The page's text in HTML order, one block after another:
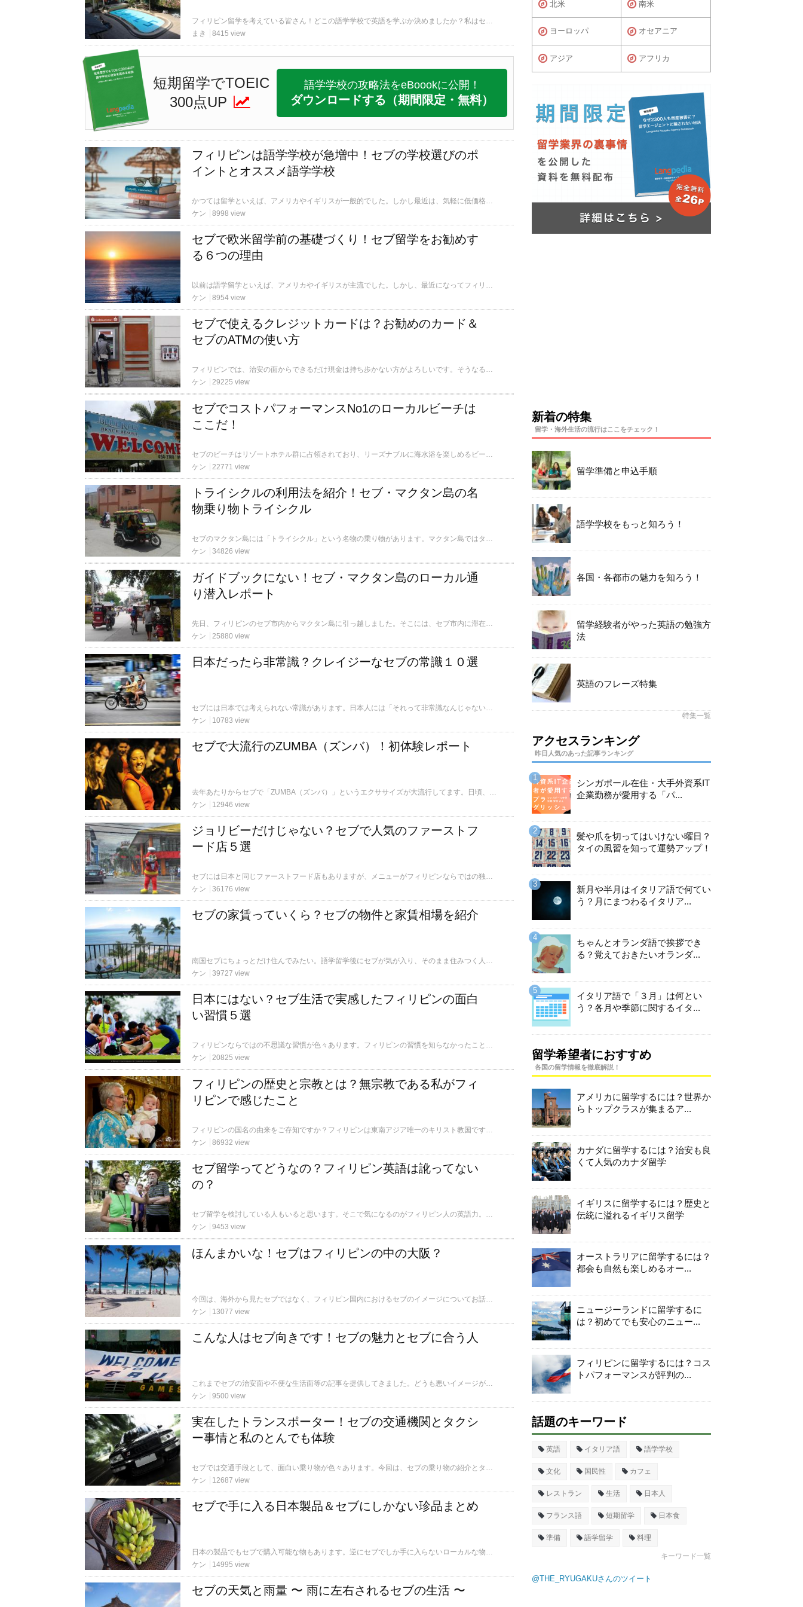
フィリピン留学を考えている皆さん！どこの語学学校で英語を学ぶか決めましたか？私はセブ島にある「CPILS」という語学学校をお勧めします。今回は、実際にCPILSに英語留学した私の実体験から、その魅力をご紹介します。
まき
8415 view
短期留学でTOEIC
300点UP
語学学校の攻略法をeBoookに公開！
ダウンロードする （期間限定・無料）
フィリピンは語学学校が急増中！セブの学校選びのポ
イントとオススメ語学学校
かつては留学といえば、アメリカやイギリスが一般的でした。しかし最近は、気軽に低価格で行けるフィリピン留学の人気も出てきています。それに伴い、フィリピンでは語学学校の数も増えてきています。今回はセブに語学留学する際の学校選びのポイントとオススメ学校をご紹介します。
ケン
8998 view
セブで欧米留学前の基礎づくり！セブ留学をお勧めす
る６つの理由
以前は語学留学といえば、アメリカやイギリスが主流でした。しかし、最近になってフィリピン留学、特にセブ留学が注目され始めました。そこで、なぜセブ留学なのか？セブ留学とアメリカ留学を比較しながらセブ留学の魅力に迫ってみたいと思います。
ケン
8954 view
セブで使えるクレジットカードは？お勧めのカード＆
セブのATMの使い方
フィリピンでは、治安の面からできるだけ現金は持ち歩かない方がよろしいです。そうなると、クレジットカードでショッピングするか、その都度ATMで現金をおろすことになります。今回は、どんな種類のクレジットカードがセブでは使用できるのか？また、ATMでのお金をおろし方などをご紹介します。
ケン
29225 view
セブでコストパフォーマンスNo1のローカルビーチは
ここだ！
セブのビーチはリゾートホテル群に占領されており、リーズナブルに海水浴を楽しめるビーチはかなり希少で限定されます。しかも、その情報はネット上では詳しく公開されていません。今回は、いくつかのローカル経営のビーチの中から、ずば抜けてコストパフォーマンスがいいローカルビーチをご紹介します。
ケン
22771 view
トライシクルの利用法を紹介！セブ・マクタン島の名
物乗り物トライシクル
セブのマクタン島には「トライシクル」という名物の乗り物があります。マクタン島ではタクシーよりもたくさん走ってます。いくらぐらいで乗れるのか？どうやって乗るのか？利用したことがないと分からない事ばかりです。今回は、この日本にはないトライシクルの賢い利用法、乗り方、料金等についてご説明します。
ケン
34826 view
ガイドブックにない！セブ・マクタン島のローカル通
り潜入レポート
先日、フィリピンのセブ市内からマクタン島に引っ越しました。そこには、セブ市内に滞在していては決してお目にかかれない風景がありました。旅行者が決して踏み込むことのないローカルストリートの風景をご紹介したいと思います。
ケン
25880 view
日本だったら非常識？クレイジーなセブの常識１０選
セブには日本では考えられない常識があります。日本人には「それって非常識なんじゃないの？」と感じてしまうものもあります。しかし、それはあくまでも日本の常識にすぎないのです。セブならではの変わった、クレイジー？な常識をご紹介します。
ケン
10783 view
セブで大流行のZUMBA（ズンバ）！初体験レポート
去年あたりからセブで「ZUMBA（ズンバ）」というエクササイズが大流行してます。日頃、運動不足である私は参加を敬遠していたのですが、カミサンの友人からの誘いで重い腰を上げて体験してみました。今回は、そのズンバ体験についてご紹介します。
ケン
12946 view
ジョリビーだけじゃない？セブで人気のファーストフ
ード店５選
セブには日本と同じファーストフード店もありますが、メニューがフィリピンならではの独自構成であったりします。今回はセブならではのローカルに人気のファーストフード店を５つご紹介します。
ケン
36176 view
セブの家賃っていくら？セブの物件と家賃相場を紹介
南国セブにちょっとだけ住んでみたい。語学留学後にセブが気が入り、そのまま住みつく人もいます。日本よりも物価が安いと言われているセブですが、気になる家賃はいかほどなのでしょうか？３つのタイプの物件を例にあげて、セブの家賃相場をお知らせしたいと思います。
ケン
39727 view
日本にはない？セブ生活で実感したフィリピンの面白
い習慣５選
フィリピンならではの不思議な習慣が色々あります。フィリピンの習慣を知らなかったことで、戸惑うことも、仰天することもありました。今回は、フィリピンで生活をお考えの方に、フィリピンならではの習慣をご紹介しておきたいと思います。
ケン
20825 view
フィリピンの歴史と宗教とは？無宗教である私がフィ
リピンで感じたこと
フィリピンの国名の由来をご存知ですか？フィリピンは東南アジア唯一のキリスト教国ですが、実は全ては国名の由来から始まったといっても過言ではないのです。今回は、フィリピン国の歴史と、私がセブで感じたフィリピン人の生活に大きく関わっている宗教について話をしたいと思います。
ケン
86932 view
セブ留学ってどうなの？フィリピン英語は訛ってない
の？
セブ留学を検討している人もいると思います。そこで気になるのがフィリピン人の英語力。「フィリピン英語は訛りがあるみたい」と心配の方もいらっしゃるかと思います。今回は、フィリピン人の日常と英語の関わりについて話を交えながら、セブで実際に生活をしている私が、その疑問にお答えします。
ケン
9453 view
ほんまかいな！セブはフィリピンの中の大阪？
今回は、海外から見たセブではなく、フィリピン国内におけるセブのイメージについてお話しします。特に首都・マニラからの視線で見たセブに関する話です。これは、セブでの短期滞在では決して気付くことはなかった事。果たしてフィリピン国内におけるセブの立ち位置はどうなのでしょうか？
ケン
13077 view
こんな人はセブ向きです！セブの魅力とセブに合う人
これまでセブの治安面や不便な生活面等の記事を提供してきました。どうも悪いイメージが先行してしまっている感があります。セブには良いところも、たくさんあるのです。セブに移住して生活をしている日本人も大勢います。今回はこんな人こそセブに来ていただきたいという思いを込めて、記事を書いてみました。
ケン
9500 view
実在したトランスポーター！セブの交通機関とタクシ
ー事情と私のとんでも体験
セブでは交通手段として、面白い乗り物が色々あります。今回は、セブの乗り物の紹介とタクシーについてお話をしたいと思います。
ケン
12687 view
セブで手に入る日本製品＆セブにしかない珍品まとめ
日本の製品でもセブで購入可能な物もあります。逆にセブでしか手に入らないローカルな物もあります。具体的な商品について、セブでの生活をお考えの方々にとっては気になる部分ではないでしょうか。今回は、日本からわざわざ送らなくてもセブで手に入るモノ、そしてセブでしか手に入らない食材やセブならではの珍品をご紹介をします。
ケン
14995 view
セブの天気と雨量 〜 雨に左右されるセブの生活 〜
北米 南米
ヨーロッパ オセアニア
アジア アフリカ
新着の特集
留学・海外生活の流行はここをチェック！
留学準備と申込手順
語学学校をもっと知ろう！
各国・各都市の魅力を知ろう！
留学経験者がやった英語の勉強方
法
英語のフレーズ特集
特集一覧
アクセスランキング
昨日人気のあった記事ランキング
シンガポール在住・大手外資系IT
企業勤務が愛用する「パ...
髪や爪を切ってはいけない曜日？
タイの風習を知って運勢アップ！
新月や半月はイタリア語で何てい
う？月にまつわるイタリア...
ちゃんとオランダ語で挨拶でき
る？覚えておきたいオランダ...
イタリア語で「３月」は何とい
う？各月や季節に関するイタ...
留学希望者におすすめ
各国の留学情報を徹底解説！
アメリカに留学するには？世界か
らトップクラスが集まるア...
カナダに留学するには？治安も良
くて人気のカナダ留学
イギリスに留学するには？歴史と
伝統に溢れるイギリス留学
オーストラリアに留学するには？
都会も自然も楽しめるオー...
ニュージーランドに留学するに
は？初めてでも安心のニュー...
フィリピンに留学するには？コス
トパフォーマンスが評判の...
話題のキーワード
英語 イタリア語 語学学校
文化 国民性 カフェ
レストラン 生活 日本人
フランス語 短期留学 日本食
準備 語学留学 料理
キーワード一覧
@THE_RYUGAKUさんのツイート